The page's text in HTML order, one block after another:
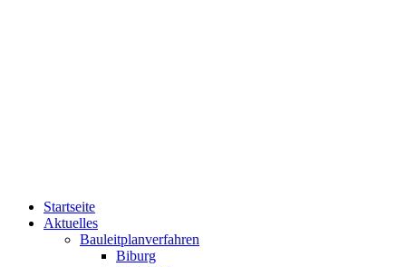
Startseite
Aktuelles
Bauleitplanverfahren
Biburg